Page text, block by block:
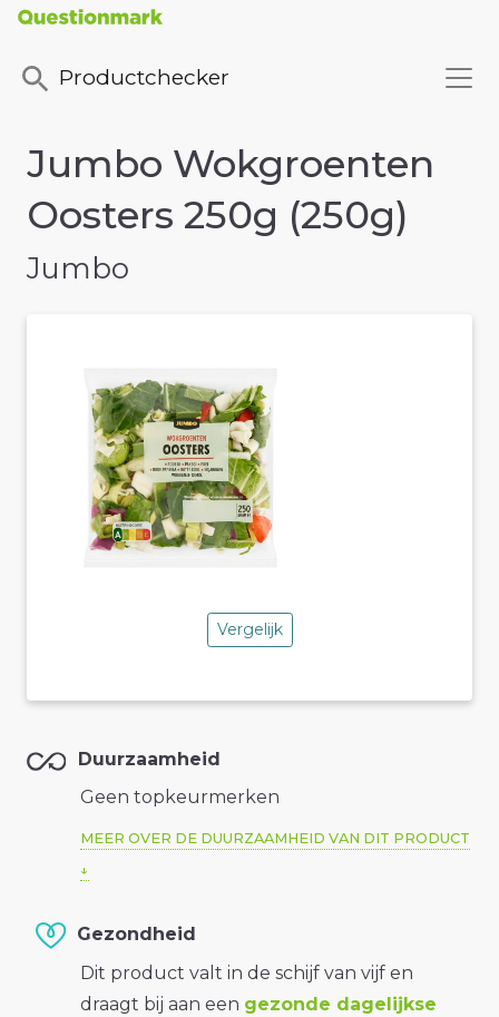
Productchecker
Jumbo Wokgroenten
Oosters 250g (250g)
Jumbo
Vergelijk
Duurzaamheid
Geen topkeurmerken
MEER OVER DE DUURZAAMHEID VAN DIT PRODUCT
Gezondheid
Dit product valt in de schijf van vijf en
draagt bij aan een gezonde dagelijkse